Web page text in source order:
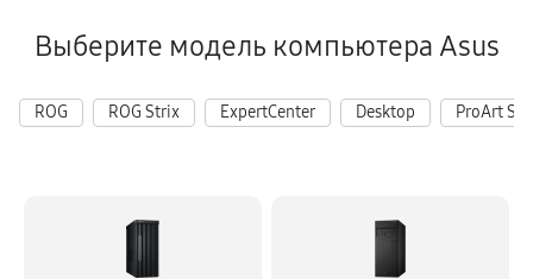
Выберите модель компьютера Asus
ROG ROG Strix ExpertCenter Desktop ProArt